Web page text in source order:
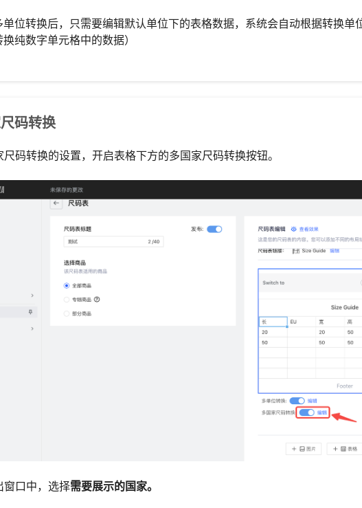
单位转换后，只需要编辑默认单位下的表格数据，系统会自动根据转换单
换纯数字单元格中的数据）
码转换
尺码转换的设置，开启表格下方的多国家尺码转换按钮。
窗口中，选择需要展示的国家。